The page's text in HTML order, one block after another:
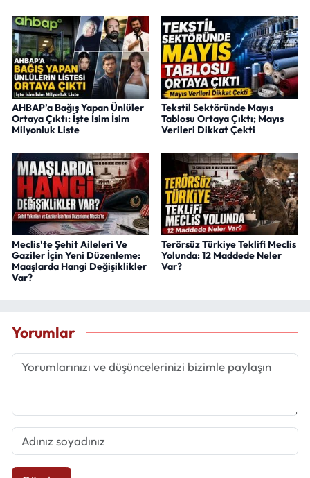
AHBAP’a Bağış Yapan Ünlüler
Ortaya Çıktı: İşte İsim İsim
Milyonluk Liste
Tekstil Sektöründe Mayıs
Tablosu Ortaya Çıktı; Mayıs
Verileri Dikkat Çekti
Meclis'te Şehit Aileleri Ve
Gaziler İçin Yeni Düzenleme:
Maaşlarda Hangi Değişiklikler
Var?
Terörsüz Türkiye Teklifi Meclis
Yolunda: 12 Maddede Neler
Var?
Yorumlar